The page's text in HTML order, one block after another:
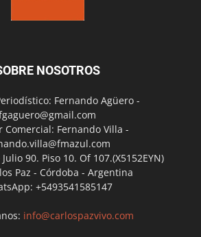
NOSOTROS
Fernando Agüero -
Comercial: Fernando Villa -
90. Piso 10. Of 107.(X5152EYN)
Paz - Córdoba - Argentina
+5493541585147
info@carlospazvivo.com